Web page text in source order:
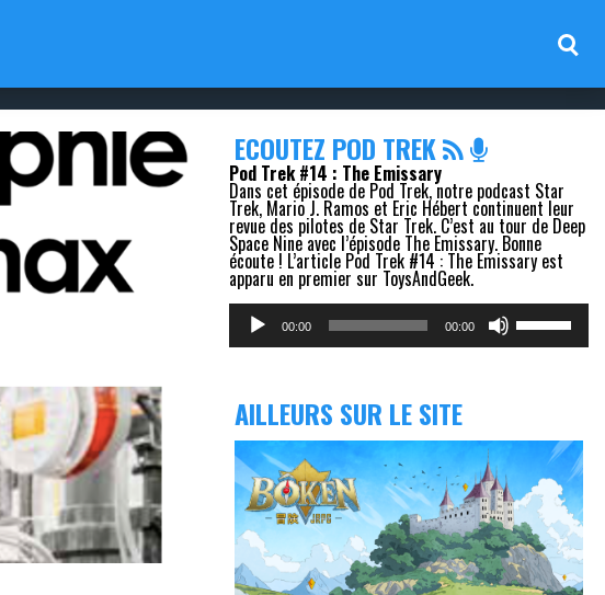
ECOUTEZ POD TREK
Pod Trek #14 : The Emissary
Dans cet épisode de Pod Trek, notre podcast Star
Trek, Mario J. Ramos et Eric Hébert continuent leur
revue des pilotes de Star Trek. C’est au tour de Deep
Space Nine avec l’épisode The Emissary. Bonne
écoute ! L’article Pod Trek #14 : The Emissary est
apparu en premier sur ToysAndGeek.
Lecteur
audio 00:00 00:00
les
flèches
volume.
AILLEURS SUR LE SITE